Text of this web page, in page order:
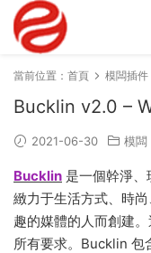
當前位置： 首頁 模闆插件
Bucklin v2.0 –
2021-06-30 模闆
Bucklin 是一個幹淨、
緻力于生活方式、時
趣的媒體的人而創建
所有要求。Bucklin 包